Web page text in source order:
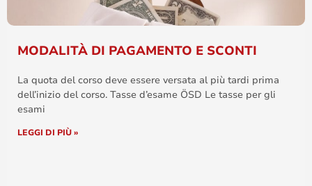
MODALITÀ DI PAGAMENTO E SCONTI
La quota del corso deve essere versata al più tardi prima
dell’inizio del corso. Tasse d’esame ÖSD Le tasse per gli
esami
LEGGI DI PIÙ »